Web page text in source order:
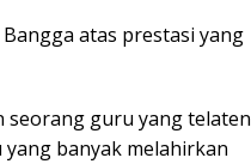
atas prestasi yang
seorang guru yang telaten
banyak melahirkan